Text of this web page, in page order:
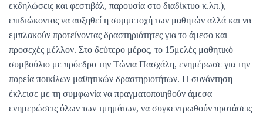
εκδηλώσεις και φεστιβάλ, παρουσία στο διαδίκτυο κ.λπ.),
επιδιώκοντας να αυξηθεί η συμμετοχή των μαθητών αλλά και να
εμπλακούν προτείνοντας δραστηριότητες για το άμεσο και
προσεχές μέλλον. Στο δεύτερο μέρος, το 15μελές μαθητικό
συμβούλιο με πρόεδρο την Τώνια Πασχάλη, ενημέρωσε για την
πορεία ποικίλων μαθητικών δραστηριοτήτων. Η συνάντηση
έκλεισε με τη συμφωνία να πραγματοποιηθούν άμεσα
ενημερώσεις όλων των τμημάτων, να συγκεντρωθούν προτάσεις